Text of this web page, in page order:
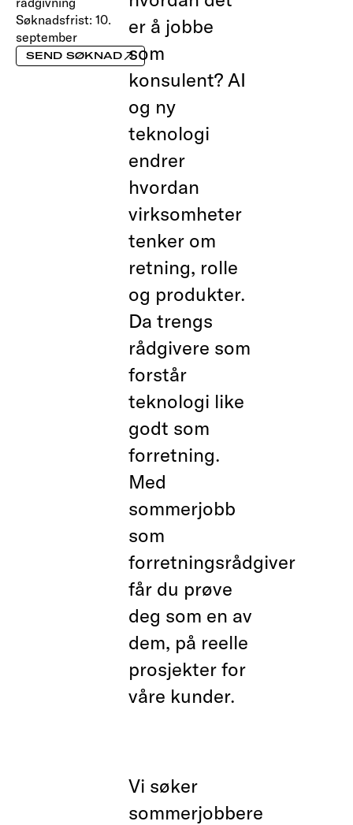
Søknadsfrist: 10.
september
SEND SØKNAD
er å jobbe
som
konsulent? AI
og ny
teknologi
endrer
hvordan
virksomheter
tenker om
retning, rolle
og produkter.
Da trengs
rådgivere som
forstår
teknologi like
godt som
forretning.
Med
sommerjobb
som
forretningsrådgiver
får du prøve
deg som en av
dem, på reelle
prosjekter for
våre kunder.
Vi søker
sommerjobbere